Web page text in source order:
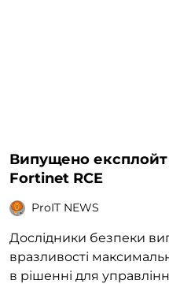
Випущено експлойт
Fortinet RCE
ProIT NEWS
Дослідники безпеки
вразливості
в рішенні для